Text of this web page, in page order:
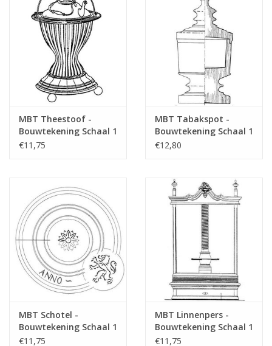
MBT Theestoof -
Bouwtekening Schaal 1
: N/A (45.26.012)
€11,75
MBT Tabakspot -
Bouwtekening Schaal 1
: N/A (45.26.011)
€12,80
MBT Schotel -
Bouwtekening Schaal 1
: N/A (45.26.008)
€11,75
MBT Linnenpers -
Bouwtekening Schaal 1
: N/A (45.26.005)
€11,75